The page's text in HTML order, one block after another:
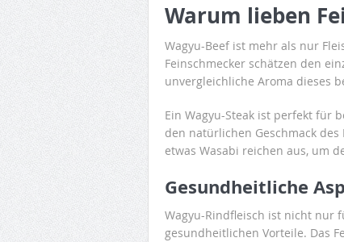
Warum lieben
Wagyu-Beef ist mehr als nur
Feinschmecker schätzen den
unvergleichliche Aroma dieses
Ein Wagyu-Steak ist perfekt für
den natürlichen Geschmack
etwas Wasabi reichen aus, um
Gesundheitliche
Wagyu-Rindfleisch ist nicht nur
gesundheitlichen Vorteile. Das